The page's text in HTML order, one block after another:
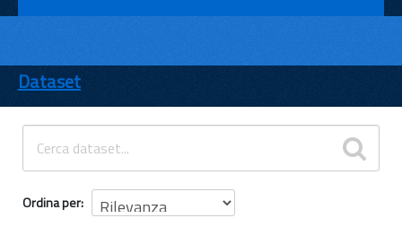
ENTI
TEMI
INFORMAZIONI
Dataset
Ordina per